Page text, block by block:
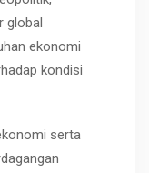
global
ekonomi
kondisi
serta